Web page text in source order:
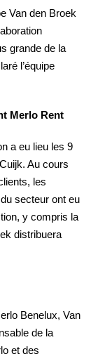
Van den Broek
grande de la
l’équipe
Merlo Rent
a eu lieu les 9
Au cours
les
secteur ont eu
y compris la
distribuera
Benelux, Van
de la
et des